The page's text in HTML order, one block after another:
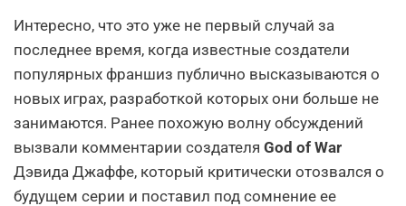
Интересно, что это уже не первый случай за
последнее время, когда известные создатели
популярных франшиз публично высказываются о
новых играх, разработкой которых они больше не
занимаются. Ранее похожую волну обсуждений
вызвали комментарии создателя God of War
Дэвида Джаффе, который критически отозвался о
будущем серии и поставил под сомнение ее